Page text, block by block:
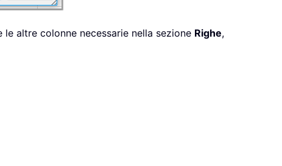
altre colonne necessarie nella sezione Righe,